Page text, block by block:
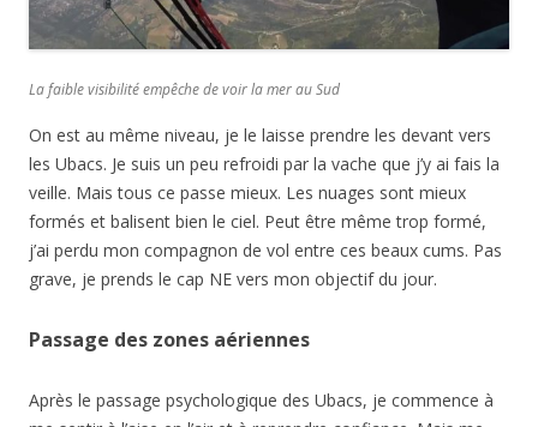
La faible visibilité empêche de voir la mer au Sud
On est au même niveau, je le laisse prendre les devant vers
les Ubacs. Je suis un peu refroidi par la vache que j’y ai fais la
veille. Mais tous ce passe mieux. Les nuages sont mieux
formés et balisent bien le ciel. Peut être même trop formé,
j’ai perdu mon compagnon de vol entre ces beaux cums. Pas
grave, je prends le cap NE vers mon objectif du jour.
Passage des zones aériennes
Après le passage psychologique des Ubacs, je commence à